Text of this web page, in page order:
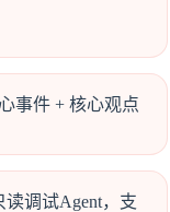
事件 + 核心观点
读调试Agent，支